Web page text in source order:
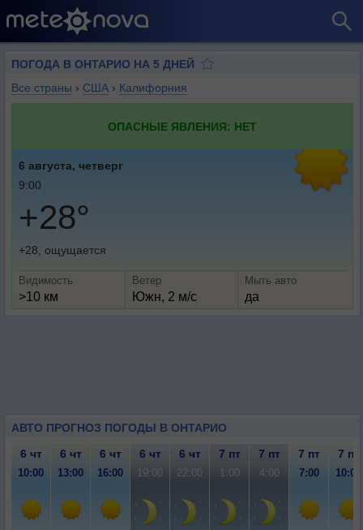
ПОГОДА В ОНТАРИО НА 5 ДНЕЙ
Все страны › США › Калифорния
ОПАСНЫЕ ЯВЛЕНИЯ: НЕТ
6 августа, четверг
9:00
+28°
+28, ощущается
Видимость
>10 км
Ветер
Южн, 2 м/с
Мыть авто
да
АВТО ПРОГНОЗ ПОГОДЫ В ОНТАРИО
6 чт 6 чт 6 чт 6 чт 6 чт 7 пт 7 пт 7 пт 7 пт
10:00 13:00 16:00 19:00 22:00 1:00 4:00 7:00 10:00